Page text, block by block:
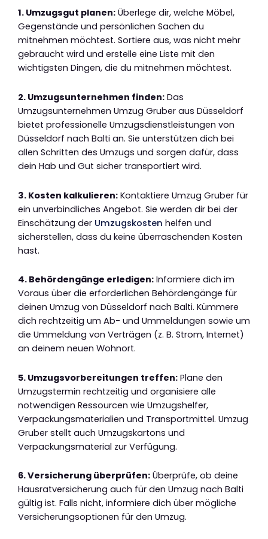
1. Umzugsgut planen: Überlege dir, welche Möbel,
Gegenstände und persönlichen Sachen du
mitnehmen möchtest. Sortiere aus, was nicht mehr
gebraucht wird und erstelle eine Liste mit den
wichtigsten Dingen, die du mitnehmen möchtest.
2. Umzugsunternehmen finden: Das
Umzugsunternehmen Umzug Gruber aus Düsseldorf
bietet professionelle Umzugsdienstleistungen von
Düsseldorf nach Balti an. Sie unterstützen dich bei
allen Schritten des Umzugs und sorgen dafür, dass
dein Hab und Gut sicher transportiert wird.
3. Kosten kalkulieren: Kontaktiere Umzug Gruber für
ein unverbindliches Angebot. Sie werden dir bei der
Einschätzung der Umzugskosten helfen und
sicherstellen, dass du keine überraschenden Kosten
hast.
4. Behördengänge erledigen: Informiere dich im
Voraus über die erforderlichen Behördengänge für
deinen Umzug von Düsseldorf nach Balti. Kümmere
dich rechtzeitig um Ab- und Ummeldungen sowie um
die Ummeldung von Verträgen (z. B. Strom, Internet)
an deinem neuen Wohnort.
5. Umzugsvorbereitungen treffen: Plane den
Umzugstermin rechtzeitig und organisiere alle
notwendigen Ressourcen wie Umzugshelfer,
Verpackungsmaterialien und Transportmittel. Umzug
Gruber stellt auch Umzugskartons und
Verpackungsmaterial zur Verfügung.
6. Versicherung überprüfen: Überprüfe, ob deine
Hausratversicherung auch für den Umzug nach Balti
gültig ist. Falls nicht, informiere dich über mögliche
Versicherungsoptionen für den Umzug.